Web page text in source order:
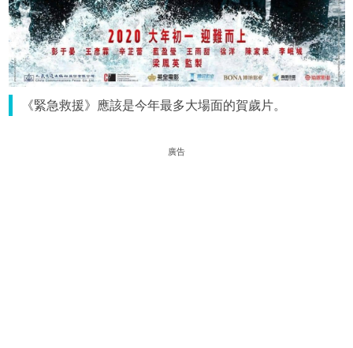
《緊急救援》應該是今年最多大場面的賀歲片。
廣告